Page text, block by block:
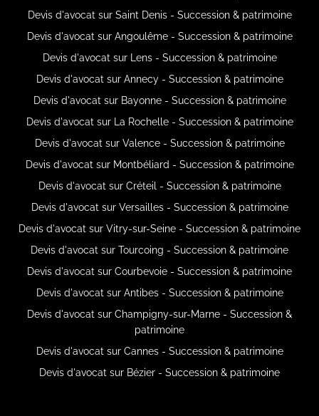
Devis d'avocat sur Saint Denis - Succession & patrimoine
Devis d'avocat sur Angoulême - Succession & patrimoine
Devis d'avocat sur Lens - Succession & patrimoine
Devis d'avocat sur Annecy - Succession & patrimoine
Devis d'avocat sur Bayonne - Succession & patrimoine
Devis d'avocat sur La Rochelle - Succession & patrimoine
Devis d'avocat sur Valence - Succession & patrimoine
Devis d'avocat sur Montbéliard - Succession & patrimoine
Devis d'avocat sur Créteil - Succession & patrimoine
Devis d'avocat sur Versailles - Succession & patrimoine
Devis d'avocat sur Vitry-sur-Seine - Succession & patrimoine
Devis d'avocat sur Tourcoing - Succession & patrimoine
Devis d'avocat sur Courbevoie - Succession & patrimoine
Devis d'avocat sur Antibes - Succession & patrimoine
Devis d'avocat sur Champigny-sur-Marne - Succession &
patrimoine
Devis d'avocat sur Cannes - Succession & patrimoine
Devis d'avocat sur Bézier - Succession & patrimoine